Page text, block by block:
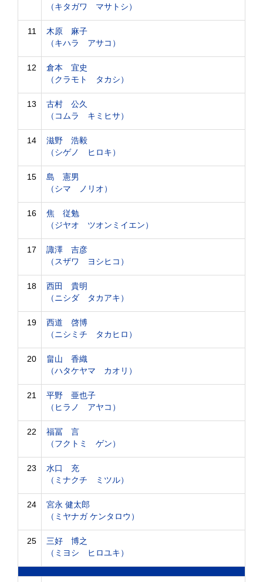
（キタガワ マサトシ）
11
木原 麻子
（キハラ アサコ）
12
倉本 宜史
（クラモト タカシ）
13
古村 公久
（コムラ キミヒサ）
14
滋野 浩毅
（シゲノ ヒロキ）
15
島 憲男
（シマ ノリオ）
16
焦 従勉
（ジヤオ ツオンミイエン）
17
諏澤 吉彦
（スザワ ヨシヒコ）
18
西田 貴明
（ニシダ タカアキ）
19
西道 啓博
（ニシミチ タカヒロ）
20
畠山 香織
（ハタケヤマ カオリ）
21
平野 亜也子
（ヒラノ アヤコ）
22
福冨 言
（フクトミ ゲン）
23
水口 充
（ミナクチ ミツル）
24
宮永 健太郎
（ミヤナガ ケンタロウ）
25
三好 博之
（ミヨシ ヒロユキ）